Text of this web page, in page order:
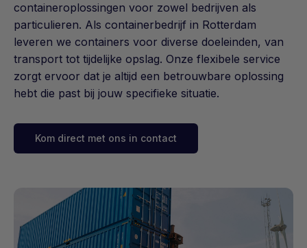
containeroplossingen voor zowel bedrijven als
particulieren. Als containerbedrijf in Rotterdam
leveren we containers voor diverse doeleinden, van
transport tot tijdelijke opslag. Onze flexibele service
zorgt ervoor dat je altijd een betrouwbare oplossing
hebt die past bij jouw specifieke situatie.
Kom direct met ons in contact